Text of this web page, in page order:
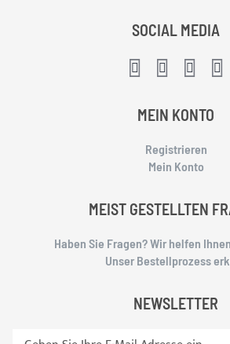
SOCIAL MEDIA
MEIN KONTO
Registrieren
Mein Konto
MEIST GESTELLTEN
Haben Sie Fragen? Wir helfen
Unser Bestellprozess
NEWSLETTER